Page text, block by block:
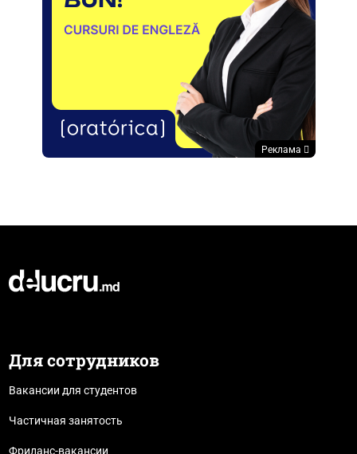
Реклама
Для сотрудников
Вакансии для студентов
Частичная занятость
Фриланс-вакансии